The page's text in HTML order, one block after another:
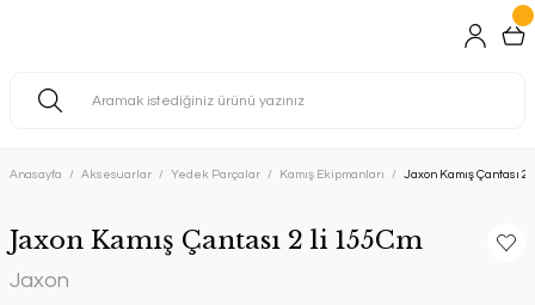
Anasayfa Aksesuarlar Yedek Parçalar Kamış Ekipmanları Jaxon Kamış Çantası 2
Jaxon Kamış Çantası 2 li 155Cm
Jaxon